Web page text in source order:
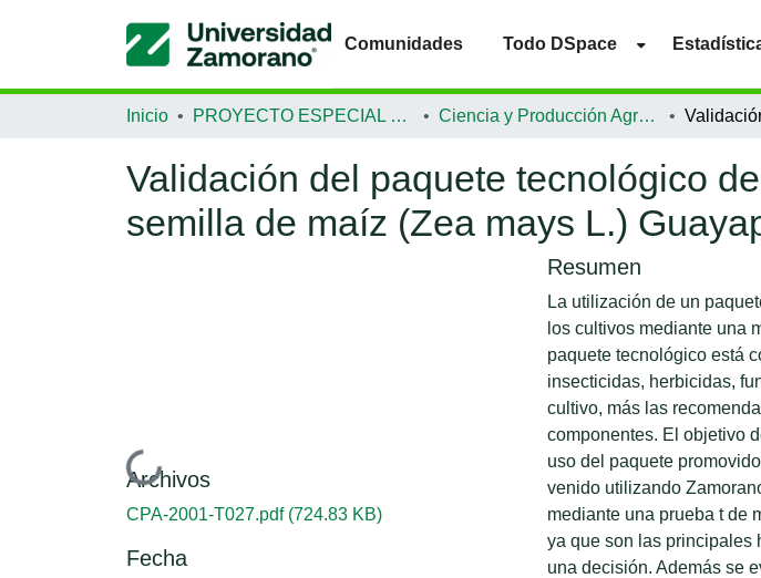
Comunidades Todo DSpace
Inicio PROYECTO ESPECIAL DE GRADUACIÓN Ciencia y Producción Agropecuaria
Validación del paquete tecnológico
semilla de maíz (Zea mays L.)
Cargando...
Archivos
CPA-2001-T027.pdf (724.83 KB)
Fecha
Resumen
La utilización de un
los cultivos mediante una
paquete tecnológico está
insecticidas, herbicidas,
cultivo, más las
componentes. El objetivo
uso del paquete
venido utilizando
mediante una prueba t de
ya que son las principales
una decisión. Además se